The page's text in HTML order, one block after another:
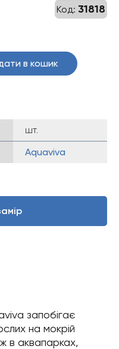
Код: 31818
в кошик
шт.
Aquaviva
запобігає
на мокрій
в аквапарках,